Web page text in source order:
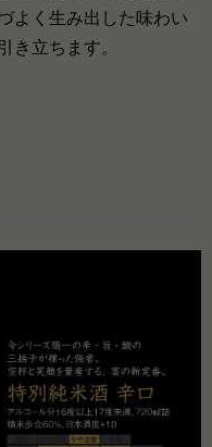
よく生み出した味わい
き立ちます。